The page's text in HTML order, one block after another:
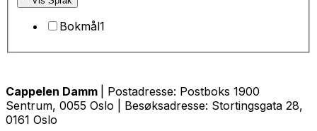
Bokmål1
Cappelen Damm
| Postadresse: Postboks 1900
Sentrum, 0055 Oslo | Besøksadresse: Stortingsgata 28,
0161 Oslo